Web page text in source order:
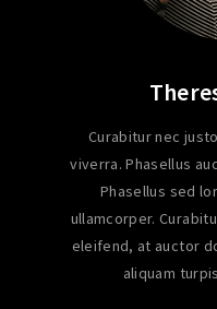
Curabitur nec
viverra. Phasellus
Phasellus sed
ullamcorper.
eleifend, at auctor
aliquam